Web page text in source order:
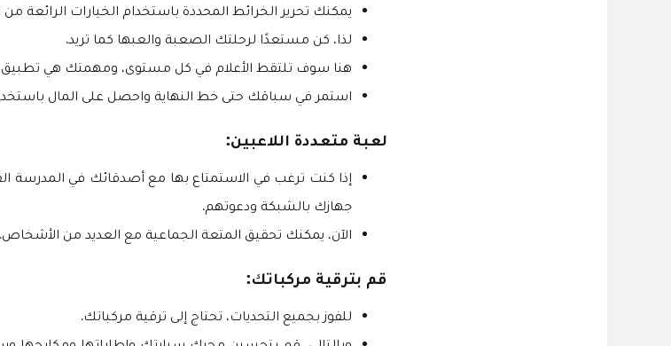
يمكنك تحرير الخرائط المحددة باستخدام الخيارات الرائعة من
لذا، كن مستعدًا لرحلتك الصعبة والعبها كما تريد.
هنا سوف تلتقط الأعلام في كل مستوى، ومهمتك هي
استمر في سباقك حتى خط النهاية واحصل على المال
لعبة متعددة اللاعبين:
إذا كنت ترغب في الاستمتاع بها مع أصدقائك في المدرسة
جهازك بالشبكة ودعوتهم.
الآن، يمكنك تحقيق المتعة الجماعية مع العديد من الأشخاص.
قم بترقية مركباتك:
للفوز بجميع التحديات، تحتاج إلى ترقية مركباتك.